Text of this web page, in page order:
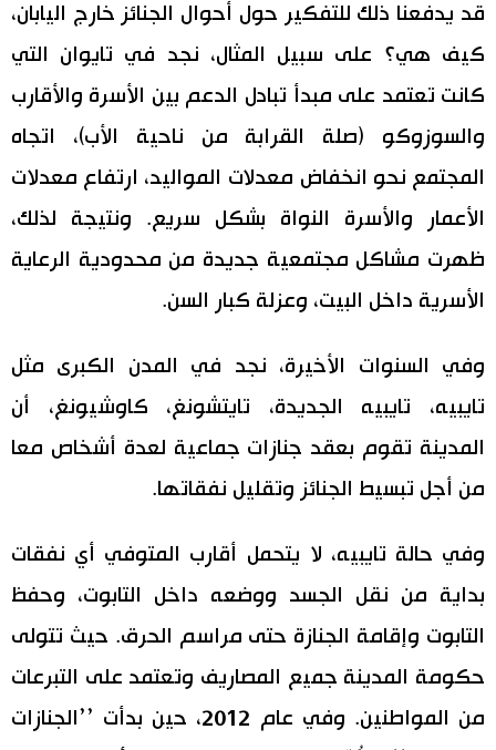
قد يدفعنا ذلك للتفكير حول أحوال الجنائز خارج اليابان،
كيف هي؟ على سبيل المثال، نجد في تايوان التي
كانت تعتمد على مبدأ تبادل الدعم بين الأسرة والأقارب
والسوزوكو (صلة القرابة من ناحية الأب)، اتجاه
المجتمع نحو انخفاض معدلات المواليد، ارتفاع معدلات
الأعمار والأسرة النواة بشكل سريع. ونتيجة لذلك،
ظهرت مشاكل مجتمعية جديدة من محدودية الرعاية
الأسرية داخل البيت، وعزلة كبار السن.
وفي السنوات الأخيرة، نجد في المدن الكبرى مثل
تايبيه، تايبيه الجديدة، تايتشونغ، كاوشيونغ، أن
المدينة تقوم بعقد جنازات جماعية لعدة أشخاص معا
من أجل تبسيط الجنائز وتقليل نفقاتها.
وفي حالة تايبيه، لا يتحمل أقارب المتوفي أي نفقات
بداية من نقل الجسد ووضعه داخل التابوت، وحفظ
التابوت وإقامة الجنازة حتى مراسم الحرق. حيث تتولى
حكومة المدينة جميع المصاريف وتعتمد على التبرعات
من المواطنين. وفي عام 2012، حين بدأت ’’الجنازات